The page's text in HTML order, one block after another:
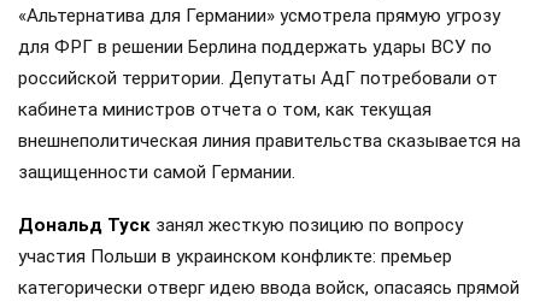
«Альтернатива для Германии» усмотрела прямую угрозу
для ФРГ в решении Берлина поддержать удары ВСУ по
российской территории. Депутаты АдГ потребовали от
кабинета министров отчета о том, как текущая
внешнеполитическая линия правительства сказывается на
защищенности самой Германии.
Дональд Туск занял жесткую позицию по вопросу
участия Польши в украинском конфликте: премьер
категорически отверг идею ввода войск, опасаясь прямой